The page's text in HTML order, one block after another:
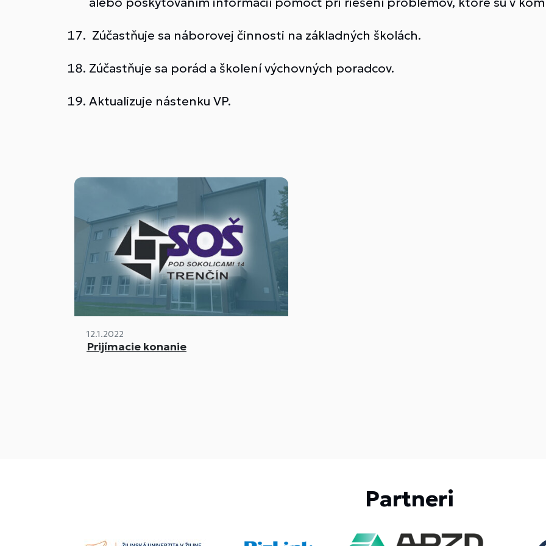
Zúčastňuje sa náborovej činnosti na základných školách.
Zúčastňuje sa porád a školení výchovných poradcov.
Aktualizuje nástenku VP.
12.1.2022
Prijímacie konanie
Partneri